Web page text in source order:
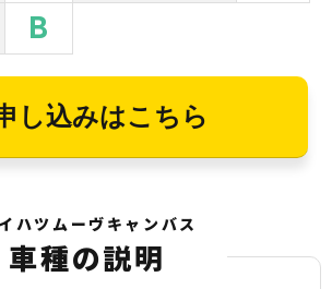
B
し込みはこちら
ハツムーヴキャンバス
車種の説明